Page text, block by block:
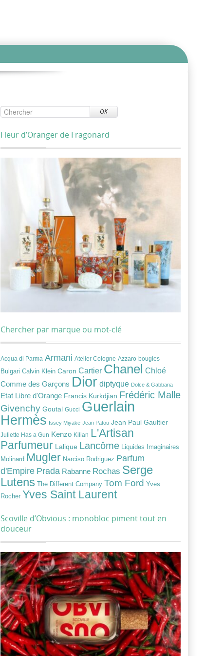
OK
Fleur d’Oranger de Fragonard
Chercher par marque ou mot-clé
Acqua di Parma Armani Atelier Cologne Azzaro bougies
Bulgari Calvin Klein Caron Cartier Chanel Chloé
Comme des Garçons Dior diptyque Dolce & Gabbana
Etat Libre d'Orange Francis Kurkdjian Frédéric Malle
Givenchy Goutal Gucci Guerlain
Hermès Issey Miyake Jean Patou Jean Paul Gaultier
Juliette Has a Gun Kenzo Kilian L'Artisan
Parfumeur Lalique Lancôme Liquides Imaginaires
Molinard Mugler Narciso Rodriguez Parfum
d'Empire Prada Rabanne Rochas Serge
Lutens
The Different Company Tom Ford Yves
Rocher Yves Saint Laurent
Scoville d’Obvious : monobloc piment tout en
douceur